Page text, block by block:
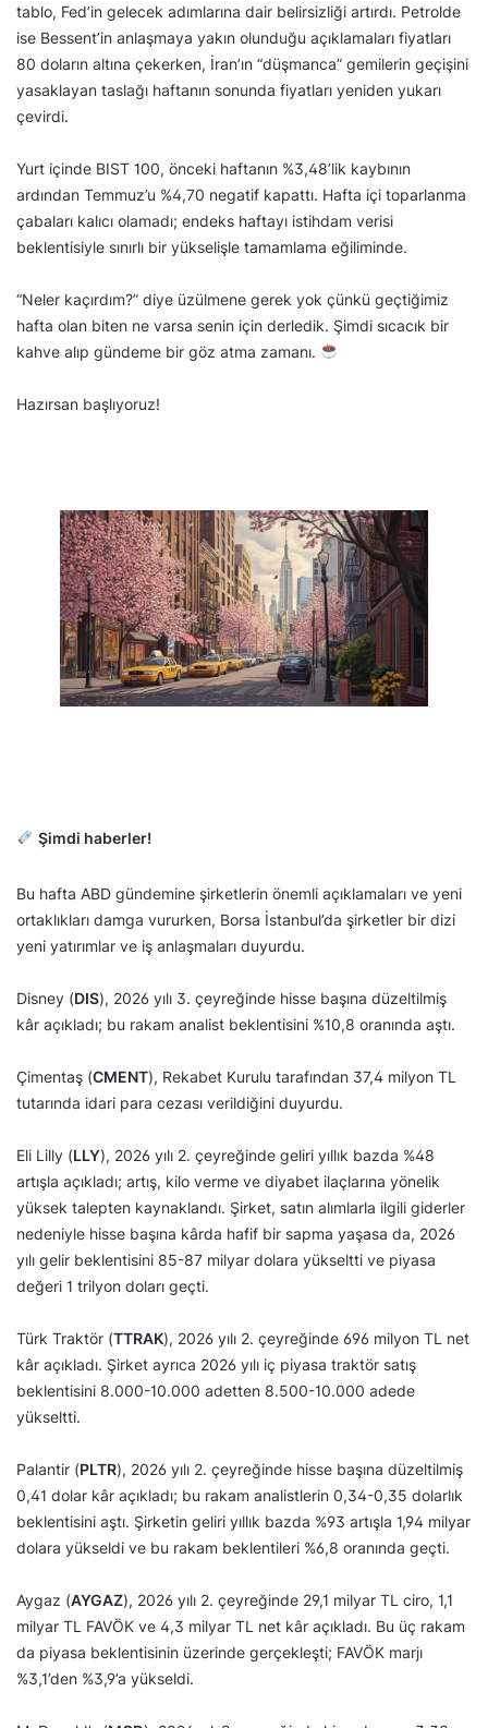
tablo, Fed’in gelecek adımlarına dair belirsizliği artırdı. Petrolde
ise Bessent’in anlaşmaya yakın olunduğu açıklamaları fiyatları
80 doların altına çekerken, İran’ın “düşmanca” gemilerin geçişini
yasaklayan taslağı haftanın sonunda fiyatları yeniden yukarı
çevirdi.
Yurt içinde BIST 100, önceki haftanın %3,48’lik kaybının
ardından Temmuz’u %4,70 negatif kapattı. Hafta içi toparlanma
çabaları kalıcı olamadı; endeks haftayı istihdam verisi
beklentisiyle sınırlı bir yükselişle tamamlama eğiliminde.
“Neler kaçırdım?” diye üzülmene gerek yok çünkü geçtiğimiz
hafta olan biten ne varsa senin için derledik. Şimdi sıcacık bir
kahve alıp gündeme bir göz atma zamanı.
Hazırsan başlıyoruz!
Şimdi haberler!
Bu hafta ABD gündemine şirketlerin önemli açıklamaları ve yeni
ortaklıkları damga vururken, Borsa İstanbul’da şirketler bir dizi
yeni yatırımlar ve iş anlaşmaları duyurdu.
Disney (DIS), 2026 yılı 3. çeyreğinde hisse başına düzeltilmiş
kâr açıkladı; bu rakam analist beklentisini %10,8 oranında aştı.
Çimentaş (CMENT), Rekabet Kurulu tarafından 37,4 milyon TL
tutarında idari para cezası verildiğini duyurdu.
Eli Lilly (LLY), 2026 yılı 2. çeyreğinde geliri yıllık bazda %48
artışla açıkladı; artış, kilo verme ve diyabet ilaçlarına yönelik
yüksek talepten kaynaklandı. Şirket, satın alımlarla ilgili giderler
nedeniyle hisse başına kârda hafif bir sapma yaşasa da, 2026
yılı gelir beklentisini 85-87 milyar dolara yükseltti ve piyasa
değeri 1 trilyon doları geçti.
Türk Traktör (TTRAK), 2026 yılı 2. çeyreğinde 696 milyon TL net
kâr açıkladı. Şirket ayrıca 2026 yılı iç piyasa traktör satış
beklentisini 8.000-10.000 adetten 8.500-10.000 adede
yükseltti.
Palantir (PLTR), 2026 yılı 2. çeyreğinde hisse başına düzeltilmiş
0,41 dolar kâr açıkladı; bu rakam analistlerin 0,34-0,35 dolarlık
beklentisini aştı. Şirketin geliri yıllık bazda %93 artışla 1,94 milyar
dolara yükseldi ve bu rakam beklentileri %6,8 oranında geçti.
Aygaz (AYGAZ), 2026 yılı 2. çeyreğinde 29,1 milyar TL ciro, 1,1
milyar TL FAVÖK ve 4,3 milyar TL net kâr açıkladı. Bu üç rakam
da piyasa beklentisinin üzerinde gerçekleşti; FAVÖK marjı
%3,1’den %3,9’a yükseldi.